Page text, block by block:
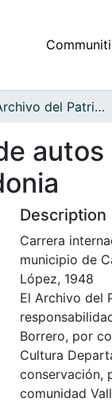
Fondo Archivo del Patrimonio Fotográfico y Fílmico del Valle del Cauca
Description
Carrera
municipio de
López, 1948
El Archivo del
Borrero, por
Cultura
conservación,
comunidad